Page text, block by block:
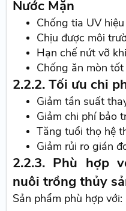
Nước Mặn
Chống tia UV
Chịu được môi
Hạn chế nứt vỡ
Chống ăn mòn tốt
2.2.2. Tối ưu chi
Giảm tần suất
Giảm chi phí bảo
Tăng tuổi thọ hệ
Giảm rủi ro gián
2.2.3. Phù hợp
nuôi trồng thủy
Sản phẩm phù hợp với: